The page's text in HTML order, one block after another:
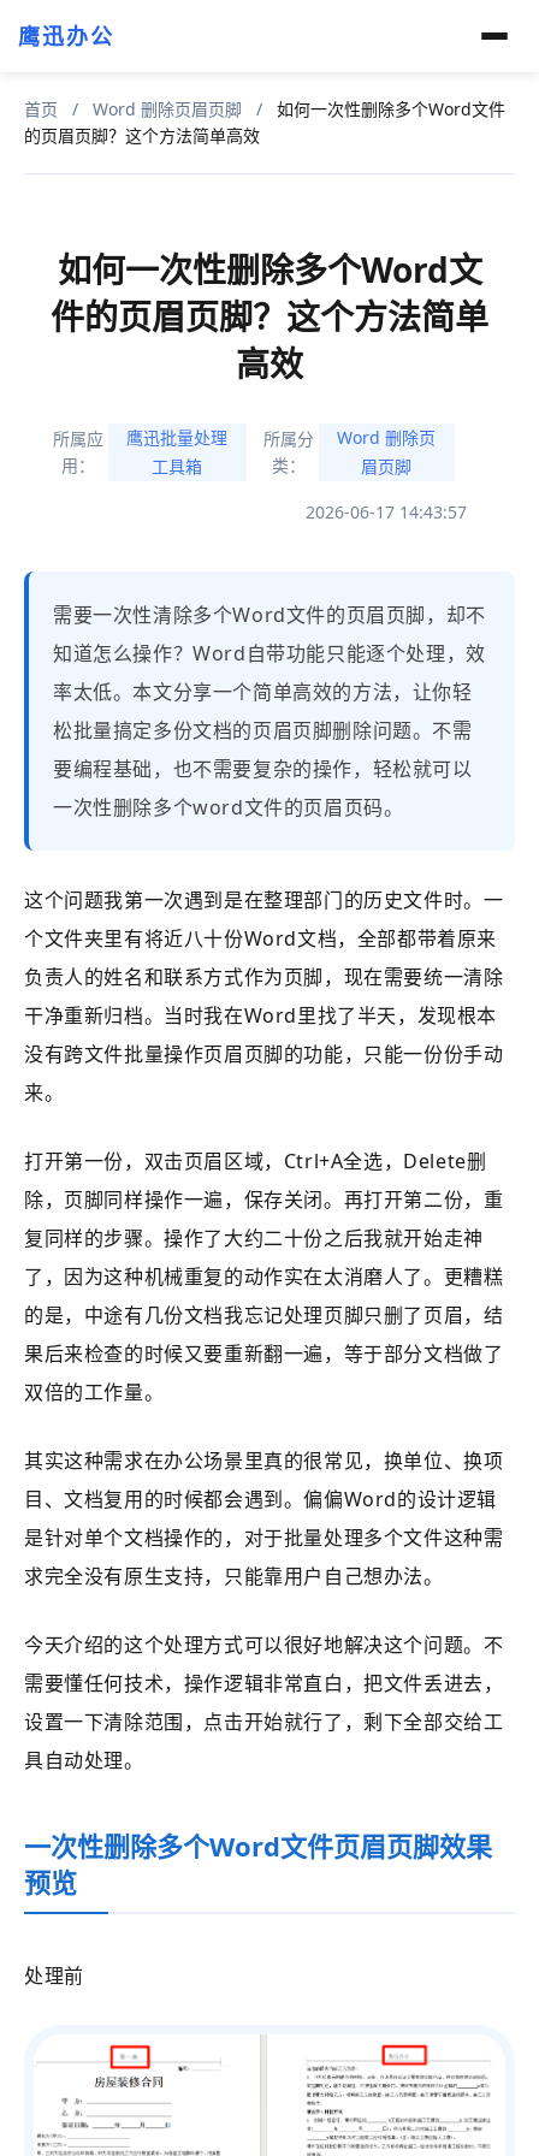
鹰迅办公
首页 / Word 删除页眉页脚 /
如何一次性删除多个Word文件
的页眉页脚？这个方法简单高效
如何一次性删除多个Word文
件的页眉页脚？这个方法简单
高效
所属应
用：
鹰迅批量处理
工具箱
所属分
类：
Word 删除页
眉页脚
2026-06-17 14:43:57
需要一次性清除多个Word文件的页眉页脚，却不
知道怎么操作？Word自带功能只能逐个处理，效
率太低。本文分享一个简单高效的方法，让你轻
松批量搞定多份文档的页眉页脚删除问题。不需
要编程基础，也不需要复杂的操作，轻松就可以
一次性删除多个word文件的页眉页码。
这个问题我第一次遇到是在整理部门的历史文件时。一
个文件夹里有将近八十份Word文档，全部都带着原来
负责人的姓名和联系方式作为页脚，现在需要统一清除
干净重新归档。当时我在Word里找了半天，发现根本
没有跨文件批量操作页眉页脚的功能，只能一份份手动
来。
打开第一份，双击页眉区域，Ctrl+A全选，Delete删
除，页脚同样操作一遍，保存关闭。再打开第二份，重
复同样的步骤。操作了大约二十份之后我就开始走神
了，因为这种机械重复的动作实在太消磨人了。更糟糕
的是，中途有几份文档我忘记处理页脚只删了页眉，结
果后来检查的时候又要重新翻一遍，等于部分文档做了
双倍的工作量。
其实这种需求在办公场景里真的很常见，换单位、换项
目、文档复用的时候都会遇到。偏偏Word的设计逻辑
是针对单个文档操作的，对于批量处理多个文件这种需
求完全没有原生支持，只能靠用户自己想办法。
今天介绍的这个处理方式可以很好地解决这个问题。不
需要懂任何技术，操作逻辑非常直白，把文件丢进去，
设置一下清除范围，点击开始就行了，剩下全部交给工
具自动处理。
一次性删除多个Word文件页眉页脚效果
预览
处理前